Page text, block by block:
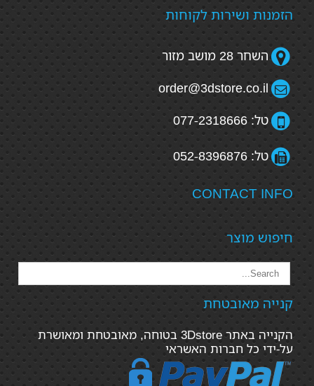
הזמנות ושירות לקוחות
השחר 28 מושב מזור
order@3dstore.co.il
טל: 077-2318666
טל: 052-8396876
CONTACT INFO
חיפוש מוצר
קנייה מאובטחת
הקנייה באתר 3Dstore בטוחה, מאובטחת ומאושרת
על-ידי כל חברות האשראי